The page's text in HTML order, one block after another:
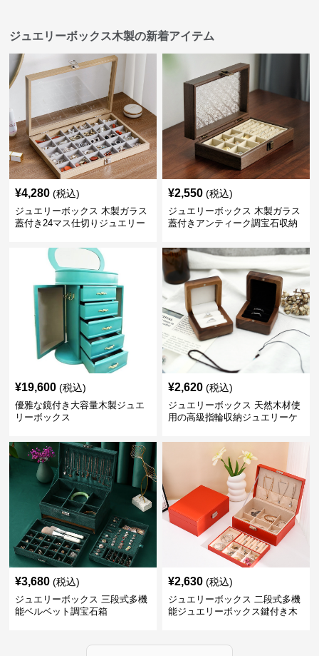
ジュエリーボックス木製の新着アイテム
¥4,280 (税込)
ジュエリーボックス 木製ガラス
蓋付き24マス仕切りジュエリー
¥2,550 (税込)
ジュエリーボックス 木製ガラス
蓋付きアンティーク調宝石収納
¥19,600 (税込)
優雅な鏡付き大容量木製ジュエ
リーボックス
¥2,620 (税込)
ジュエリーボックス 天然木材使
用の高級指輪収納ジュエリーケ
¥3,680 (税込)
ジュエリーボックス 三段式多機
能ベルベット調宝石箱
¥2,630 (税込)
ジュエリーボックス 二段式多機
能ジュエリーボックス鍵付き木